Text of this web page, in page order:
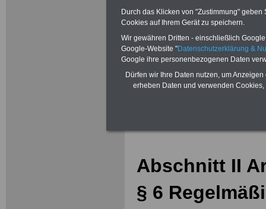
Arbeit
§ 9
§ 10
§ 11
Abschnitt II
§ 6
Durch das Klicken von "Zustimmung"
Cookies auf Ihrem Gerät zu speichern.
Wir gewähren Dritten - einschließlich
Google-Website "Datenschutzerklärung &
Google ihre personenbezogenen Daten
Dürfen wir Ihre Daten nutzen, um
erheben Daten und verwenden